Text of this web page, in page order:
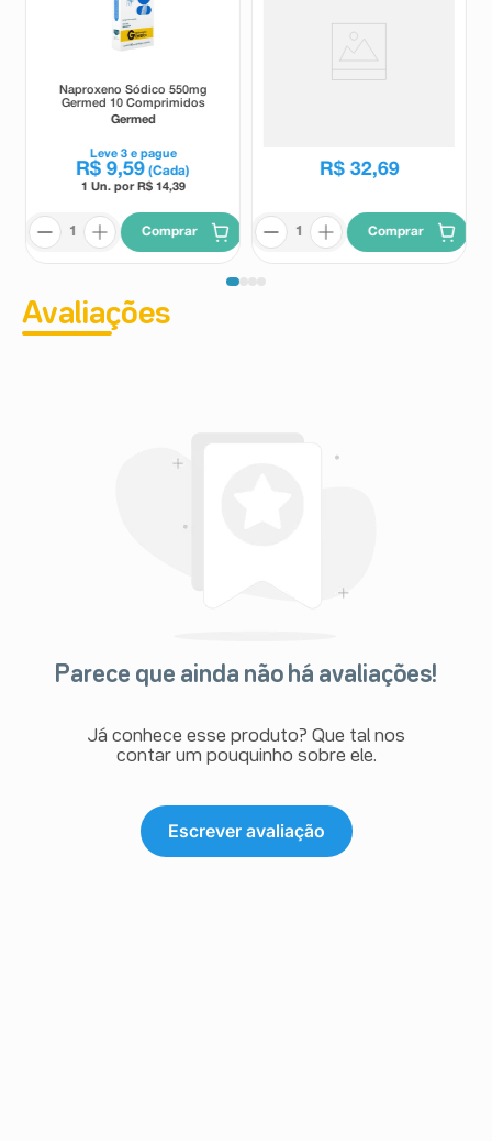
Naproxeno Sódico 550mg
Germed 10 Comprimidos
Germed
Leve 3e pague
R$ 9,59 (Cada)
1 Un. por R$ 14,39
Comprar
R$ 32,69
Comprar
Avaliações
Parece que ainda não há avaliações!
Já conhece esse produto? Que tal nos
contar um pouquinho sobre ele.
Escrever avaliação